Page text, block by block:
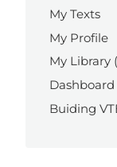
My Texts
My Profile
My Library
Dashboard
Buiding